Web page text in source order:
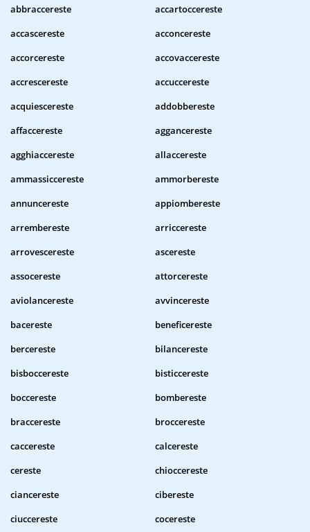
abbraccereste
accartoccereste
accascereste
acconcereste
accorcereste
accovaccereste
accrescereste
accuccereste
acquiescereste
addobbereste
affaccereste
aggancereste
agghiaccereste
allaccereste
ammassiccereste
ammorbereste
annuncereste
appiombereste
arrembereste
arriccereste
arrovescereste
ascereste
assocereste
attorcereste
aviolancereste
avvincereste
bacereste
beneficereste
bercereste
bilancereste
bisboccereste
bisticcereste
boccereste
bombereste
braccereste
broccereste
caccereste
calcereste
cereste
chioccereste
ciancereste
cibereste
ciuccereste
cocereste